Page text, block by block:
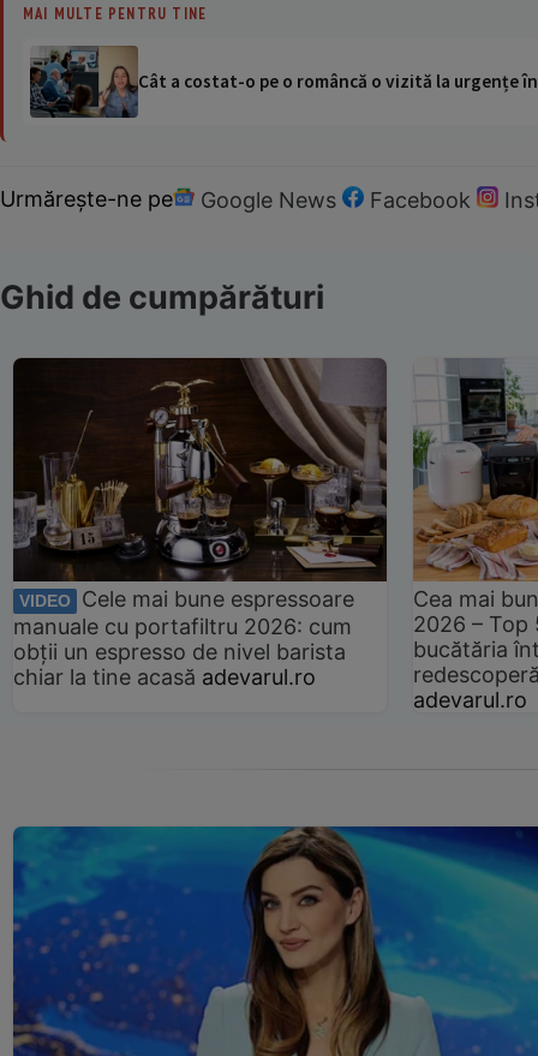
MAI MULTE PENTRU TINE
Cât a costat-o pe o româncă o vizită la urgențe
Urmărește-ne pe Google News Facebook
Ghid de cumpărături
VIDEO
Cele mai bune espressoare
manuale cu portafiltru 2026: cum
obții un espresso de nivel barista
chiar la tine acasă adevarul.ro
Cea mai
2026 –
bucătăria
adevarul.ro